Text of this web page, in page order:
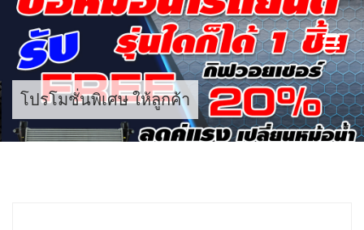
Skip
content
โปรโมชั่นพิเศษ ให้ลูกค้า